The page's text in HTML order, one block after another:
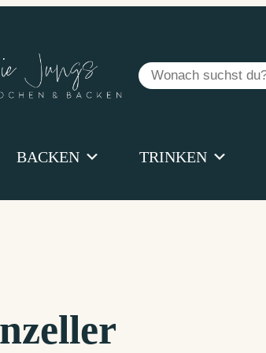
Suchen
BACKEN TRINKEN